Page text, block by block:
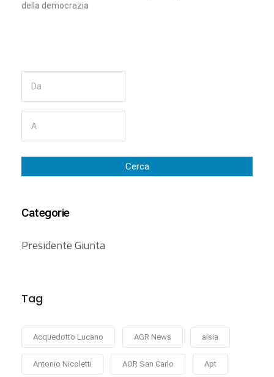
della democrazia
Cerca
Categorie
Presidente Giunta
Tag
Acquedotto Lucano AGR News alsia
Antonio Nicoletti AOR San Carlo Apt